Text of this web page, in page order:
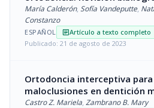
María Calderón, Sofía Vandeputte,
Constanzo
ESPAÑOL articleArtículo a texto completo
Publicado: 21 de agosto de 2023
Ortodoncia interceptiva
maloclusiones en dentición
Castro Z. Mariela, Zambrano B. Mary